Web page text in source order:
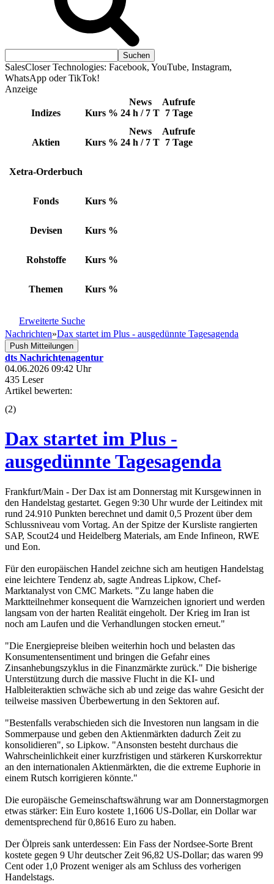
SalesCloser Technologies: Facebook, YouTube, Instagram,
WhatsApp oder TikTok!
Anzeige
Indizes Kurs %
News
24 h / 7 T
Aufrufe
7 Tage
Aktien Kurs %
News
24 h / 7 T
Aufrufe
7 Tage
Xetra-Orderbuch
Fonds Kurs %
Devisen Kurs %
Rohstoffe Kurs %
Themen Kurs %
Erweiterte Suche
Nachrichten»Dax startet im Plus - ausgedünnte Tagesagenda
Push Mitteilungen
dts Nachrichtenagentur
04.06.2026 09:42 Uhr
435 Leser
Artikel bewerten:
(2)
Dax startet im Plus -
ausgedünnte Tagesagenda
Frankfurt/Main - Der Dax ist am Donnerstag mit Kursgewinnen in
den Handelstag gestartet. Gegen 9:30 Uhr wurde der Leitindex mit
rund 24.910 Punkten berechnet und damit 0,5 Prozent über dem
Schlussniveau vom Vortag. An der Spitze der Kursliste rangierten
SAP, Scout24 und Heidelberg Materials, am Ende Infineon, RWE
und Eon.
Für den europäischen Handel zeichne sich am heutigen Handelstag
eine leichtere Tendenz ab, sagte Andreas Lipkow, Chef-
Marktanalyst von CMC Markets. "Zu lange haben die
Marktteilnehmer konsequent die Warnzeichen ignoriert und werden
langsam von der harten Realität eingeholt. Der Krieg im Iran ist
noch am Laufen und die Verhandlungen stocken erneut."
"Die Energiepreise bleiben weiterhin hoch und belasten das
Konsumentensentiment und bringen die Gefahr eines
Zinsanhebungszyklus in die Finanzmärkte zurück." Die bisherige
Unterstützung durch die massive Flucht in die KI- und
Halbleiteraktien schwäche sich ab und zeige das wahre Gesicht der
teilweise massiven Überbewertung in den Sektoren auf.
"Bestenfalls verabschieden sich die Investoren nun langsam in die
Sommerpause und geben den Aktienmärkten dadurch Zeit zu
konsolidieren", so Lipkow. "Ansonsten besteht durchaus die
Wahrscheinlichkeit einer kurzfristigen und stärkeren Kurskorrektur
an den internationalen Aktienmärkten, die die extreme Euphorie in
einem Rutsch korrigieren könnte."
Die europäische Gemeinschaftswährung war am Donnerstagmorgen
etwas stärker: Ein Euro kostete 1,1606 US-Dollar, ein Dollar war
dementsprechend für 0,8616 Euro zu haben.
Der Ölpreis sank unterdessen: Ein Fass der Nordsee-Sorte Brent
kostete gegen 9 Uhr deutscher Zeit 96,82 US-Dollar; das waren 99
Cent oder 1,0 Prozent weniger als am Schluss des vorherigen
Handelstags.